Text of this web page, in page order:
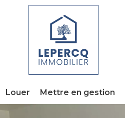
Louer Mettre en gestion